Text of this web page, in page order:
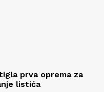
prva oprema za
listića